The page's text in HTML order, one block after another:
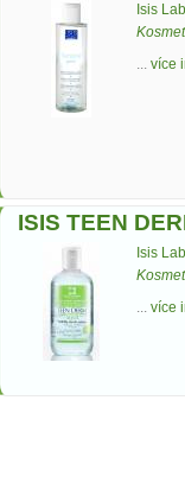
Isis
... více
ISIS TEEN
Isis
... více